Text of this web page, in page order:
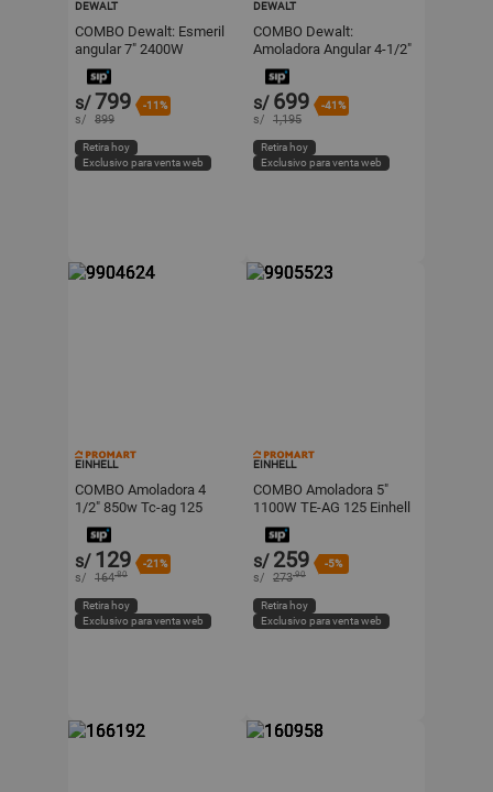
DEWALT
COMBO Dewalt: Esmeril
angular 7" 2400W
DWE4557 + Esmeril
angular 4 1/2" 750W
DWE750
s/799 -11%
s/ 899
Retira hoy
Exclusivo para venta web
DEWALT
COMBO Dewalt:
Amoladora Angular 4-1/2"
20V BRUSHLESS
DCG413B + Batería 20V
Modelo DCB204K3 con
Cargador DCB1104
s/ 699 -41%
s/ 1,195
Retira hoy
Exclusivo para venta web
EINHELL
COMBO Amoladora 4
1/2" 850w Tc-ag 125
Einhell + 10 discos de
corte metal 115x1,0mm
KWB
s/ 129 -21%
s/ 164.80
Retira hoy
Exclusivo para venta web
EINHELL
COMBO Amoladora 5"
1100W TE-AG 125 Einhell
+ Disco de Corte
Segmentado KWB
Silverline 115x22mm
s/ 259 -5%
s/ 273.90
Retira hoy
Exclusivo para venta web